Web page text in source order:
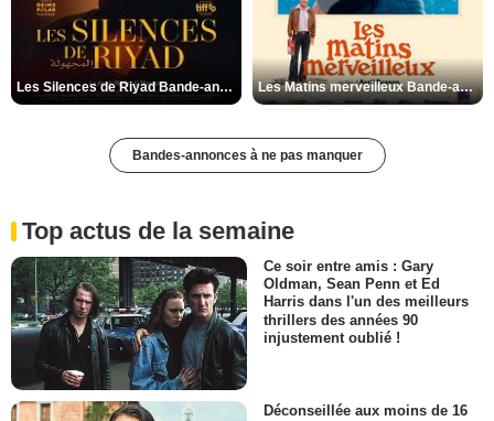
Les Silences de Riyad Bande-annonce VO STFR Les Matins merveilleux Bande-annonce VF
Bandes-annonces à ne pas manquer
Top actus de la semaine
Ce soir entre amis : Gary
Oldman, Sean Penn et Ed
Harris dans l'un des meilleurs
thrillers des années 90
injustement oublié !
Déconseillée aux moins de 16